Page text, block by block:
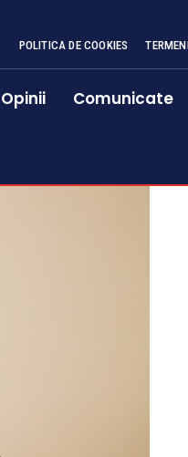
POLITICA DE COOKIES
Opinii Comunicate